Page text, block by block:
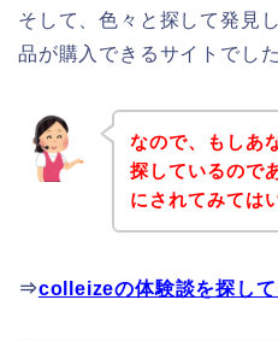
そして、色々と探して発見
品が購入できるサイトでした
なので、もしあ
探しているので
にされてみては
⇒colleizeの体験談を探し